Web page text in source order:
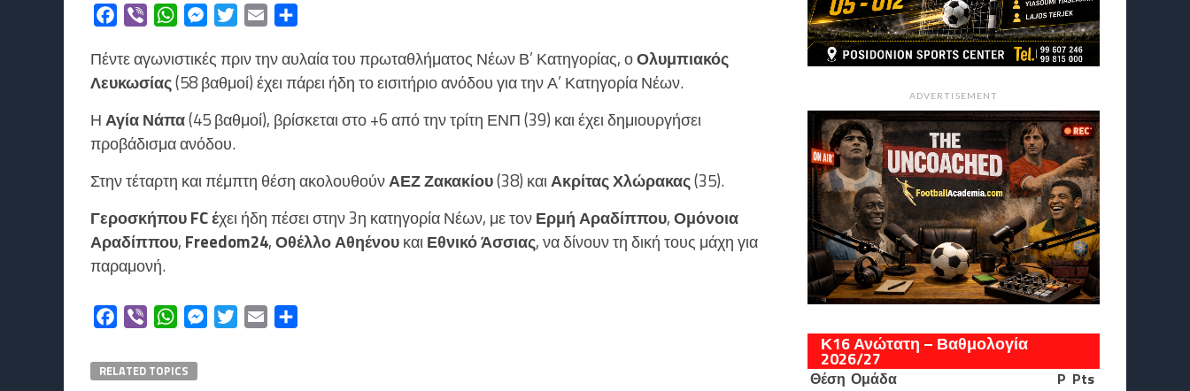
Facebook
Viber WhatsAppMessengerTwitterEmail
Πέντε αγωνιστικές πριν την αυλαία του πρωταθλήματος Νέων Β’ Κατηγορίας, οΟλυμπιακός
Λευκωσίας(58 βαθμοί) έχει πάρει ήδη το εισιτήριο ανόδου για την Α’ Κατηγορία Νέων.
ΗΑγία Νάπα(45 βαθμοί), βρίσκεται στο +6 από την τρίτη ΕΝΠ (39) και έχει δημιουργήσει
προβάδισμα ανόδου.
Στην τέταρτη και πέμπτη θέση ακολουθούνΑΕΖ Ζακακίου(38) καιΑκρίτας Χλώρακας(35).
Γεροσκήπου FC έχει ήδη πέσει στην 3η κατηγορία Νέων, με τονΕρμή Αραδίππου,Ομόνοια
Αραδίππου, Freedom24,Οθέλλο ΑθηένουκαιΕθνικό Άσσιας, να δίνουν τη δική τους μάχη για
παραμονή.
Facebook
Viber WhatsAppMessengerTwitterEmail
RELATED TOPICS
ADVERTISEMENT
Κ16 Ανώτατη – Βαθμολογία
2026/27
Θέση Ομάδα P Pts